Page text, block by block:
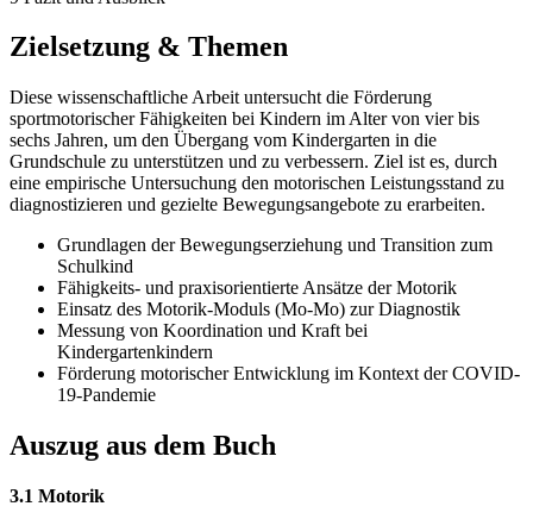
Zielsetzung & Themen
Diese wissenschaftliche Arbeit untersucht die Förderung
sportmotorischer Fähigkeiten bei Kindern im Alter von vier bis
sechs Jahren, um den Übergang vom Kindergarten in die
Grundschule zu unterstützen und zu verbessern. Ziel ist es, durch
eine empirische Untersuchung den motorischen Leistungsstand zu
diagnostizieren und gezielte Bewegungsangebote zu erarbeiten.
Grundlagen der Bewegungserziehung und Transition zum
Schulkind
Fähigkeits- und praxisorientierte Ansätze der Motorik
Einsatz des Motorik-Moduls (Mo-Mo) zur Diagnostik
Messung von Koordination und Kraft bei
Kindergartenkindern
Förderung motorischer Entwicklung im Kontext der COVID-
19-Pandemie
Auszug aus dem Buch
3.1 Motorik